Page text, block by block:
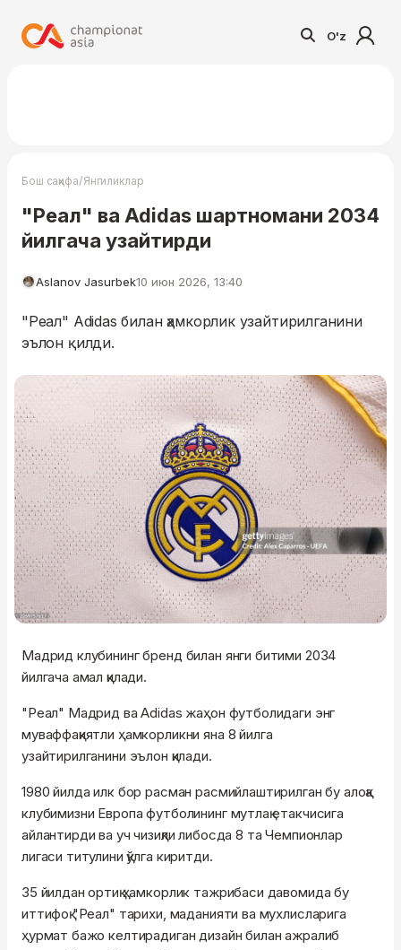
O'z
Бош саҳифа/Янгиликлар
"Реал" ва Adidas шартномани 2034
йилгача узайтирди
Aslanov Jasurbek10 июн 2026, 13:40
"Реал" Adidas билан ҳамкорлик узайтирилганини
эълон қилди.
Мадрид клубининг бренд билан янги битими 2034
йилгача амал қилади.
"Реал" Мадрид ва Adidas жаҳон футболидаги энг
муваффақиятли ҳамкорликни яна 8 йилга
узайтирилганини эълон қилади.
1980 йилда илк бор расман расмийлаштирилган бу алоқа
клубимизни Европа футболининг мутлақ етакчисига
айлантирди ва уч чизиқли либосда 8 та Чемпионлар
лигаси титулини қўлга киритди.
35 йилдан ортиқ ҳамкорлик тажрибаси давомида бу
иттифоқ "Реал" тарихи, маданияти ва мухлисларига
ҳурмат бажо келтирадиган дизайн билан ажралиб